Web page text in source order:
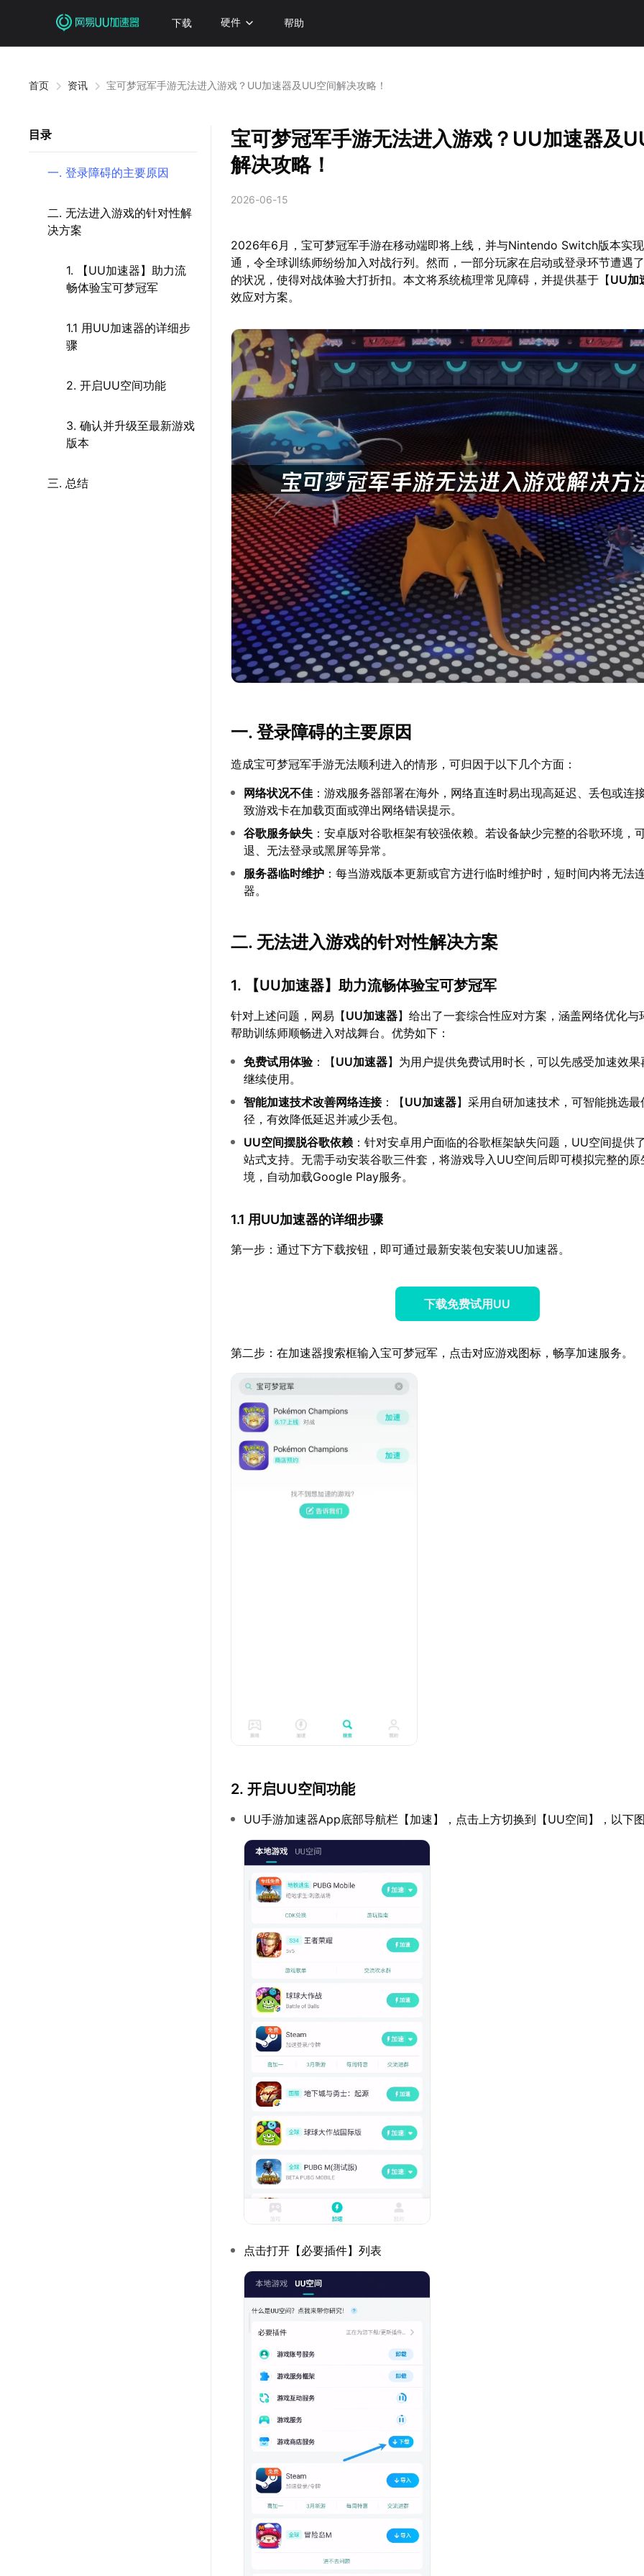
下载 硬件 帮助
首页 资讯 宝可梦冠军手游无法进入游戏？UU加速器及UU空间解决攻略！
目录
一. 登录障碍的主要原因
二. 无法进入游戏的针对性解
决方案
1. 【UU加速器】助力流
畅体验宝可梦冠军
1.1 用UU加速器的详细步
骤
2. 开启UU空间功能
3. 确认并升级至最新游戏
版本
三. 总结
宝可梦冠军手游无法进入游戏？UU加速器及
解决攻略！
2026-06-15
2026年6月，宝可梦冠军手游在移动端即将上线，并与Nintendo Switch版本实
通，令全球训练师纷纷加入对战行列。然而，一部分玩家在启动或登录环节遭遇
的状况，使得对战体验大打折扣。本文将系统梳理常见障碍，并提供基于【UU加
效应对方案。
一. 登录障碍的主要原因
造成宝可梦冠军手游无法顺利进入的情形，可归因于以下几个方面：
网络状况不佳 ：游戏服务器部署在海外，网络直连时易出现高延迟、丢包或连
致游戏卡在加载页面或弹出网络错误提示。
谷歌服务缺失 ：安卓版对谷歌框架有较强依赖。若设备缺少完整的谷歌环境，
退、无法登录或黑屏等异常。
服务器临时维护 ：每当游戏版本更新或官方进行临时维护时，短时间内将无法
器。
二. 无法进入游戏的针对性解决方案
1. 【UU加速器】助力流畅体验宝可梦冠军
针对上述问题，网易【UU加速器】给出了一套综合性应对方案，涵盖网络优化与
帮助训练师顺畅进入对战舞台。优势如下：
免费试用体验：【UU加速器】为用户提供免费试用时长，可以先感受加速效
继续使用。
智能加速技术改善网络连接：【UU加速器】采用自研加速技术，可智能挑选
径，有效降低延迟并减少丢包。
UU空间摆脱谷歌依赖 ：针对安卓用户面临的谷歌框架缺失问题，UU空间提供
站式支持。无需手动安装谷歌三件套，将游戏导入UU空间后即可模拟完整的原
境，自动加载Google Play服务。
1.1 用UU加速器的详细步骤
第一步：通过下方下载按钮，即可通过最新安装包安装UU加速器。
下载免费试用UU
第二步：在加速器搜索框输入宝可梦冠军，点击对应游戏图标，畅享加速服务。
2. 开启UU空间功能
UU手游加速器App底部导航栏【加速】，点击上方切换到【UU空间】，以下
点击打开【必要插件】列表